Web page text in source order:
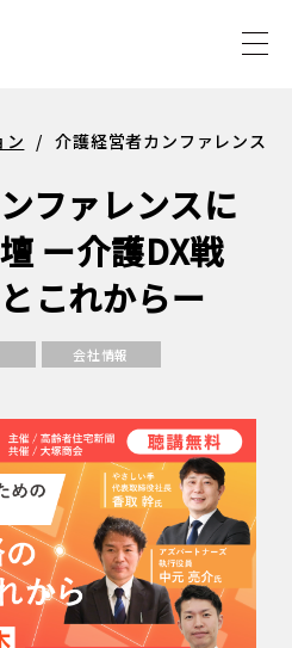
ン / 介護経営者カンファレンス
ファレンスに
ー介護DX戦
これからー
会社情報
サステ
ティ